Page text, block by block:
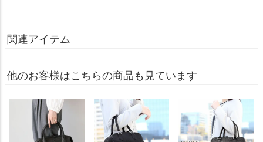
関連アイテム
他のお客様はこちらの商品も見ています